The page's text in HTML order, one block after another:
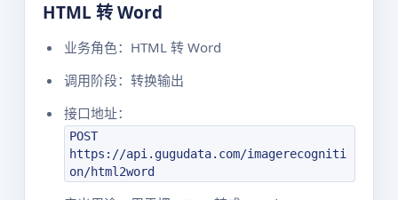
HTML 转 Word
业务角色：HTML 转 Word
调用阶段：转换输出
接口地址：
POST
https://api.gugudata.com/imagerecogniti
on/html2word